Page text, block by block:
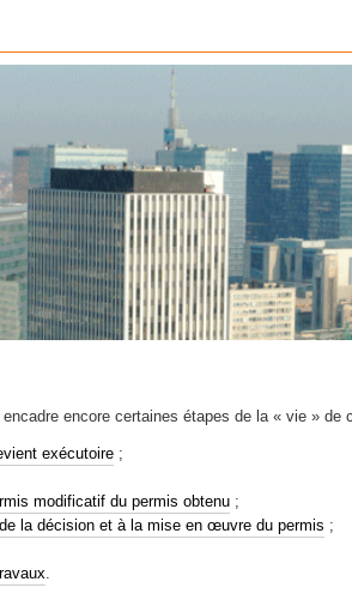
encore certaines étapes de la « vie » de
exécutoire ;
modificatif du permis obtenu ;
la décision et à la mise en œuvre du permis ;
.